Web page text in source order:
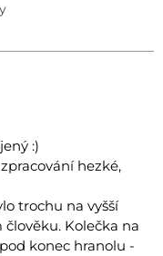
:)
hezké,
trochu na vyšší
Kolečka na
konec hranolu -